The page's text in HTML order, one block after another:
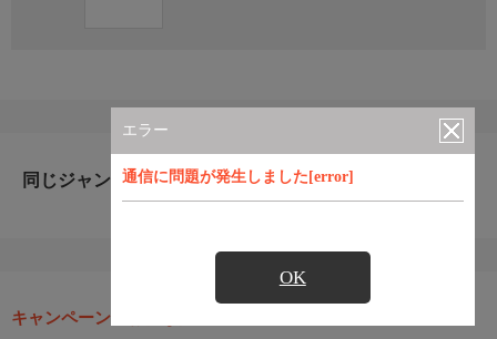
エラー
通信に問題が発生しました[error]
OK
同じジャンルのおすすめ番組
キャンペーン・お得な情報